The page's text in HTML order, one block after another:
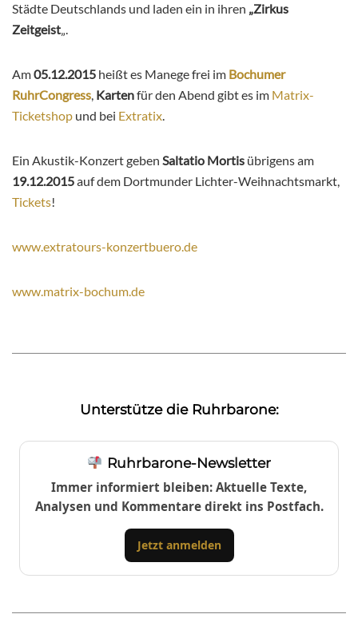
Städte Deutschlands und laden ein in ihren „Zirkus
Zeitgeist„.
Am05.12.2015 heißt es Manege frei im Bochumer
RuhrCongress, Kartenfür den Abend gibt es im Matrix-
Ticketshop und bei Extratix.
Ein Akustik-Konzert geben Saltatio Mortis übrigens am
19.12.2015auf dem Dortmunder Lichter-Weihnachtsmarkt,
Tickets!
www.extratours-konzertbuero.de
www.matrix-bochum.de
Unterstütze die Ruhrbarone:
Ruhrbarone-Newsletter
Immer informiert bleiben: Aktuelle Texte,
Analysen und Kommentare direkt ins Postfach.
Jetzt anmelden